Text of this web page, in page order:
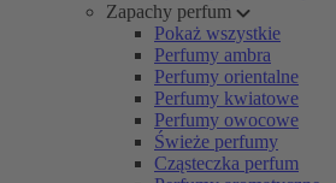
Zapachy perfum
Pokaż wszystkie
Perfumy ambra
Perfumy orientalne
Perfumy kwiatowe
Perfumy owocowe
Świeże perfumy
Cząsteczka perfum